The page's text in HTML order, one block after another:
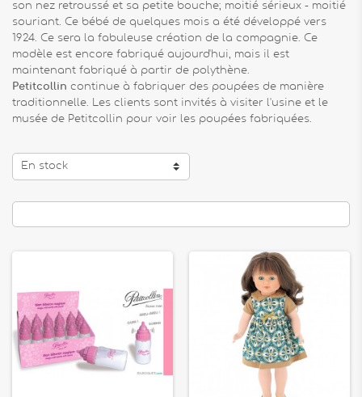
son nez retroussé et sa petite bouche; moitié sérieux - moitié
souriant. Ce bébé de quelques mois a été développé vers
1924. Ce sera la fabuleuse création de la compagnie. Ce
modèle est encore fabriqué aujourd'hui, mais il est
maintenant fabriqué à partir de polythène.
Petitcollin continue à fabriquer des poupées de manière
traditionnelle. Les clients sont invités à visiter l'usine et le
musée de Petitcollin pour voir les poupées fabriquées.
En stock